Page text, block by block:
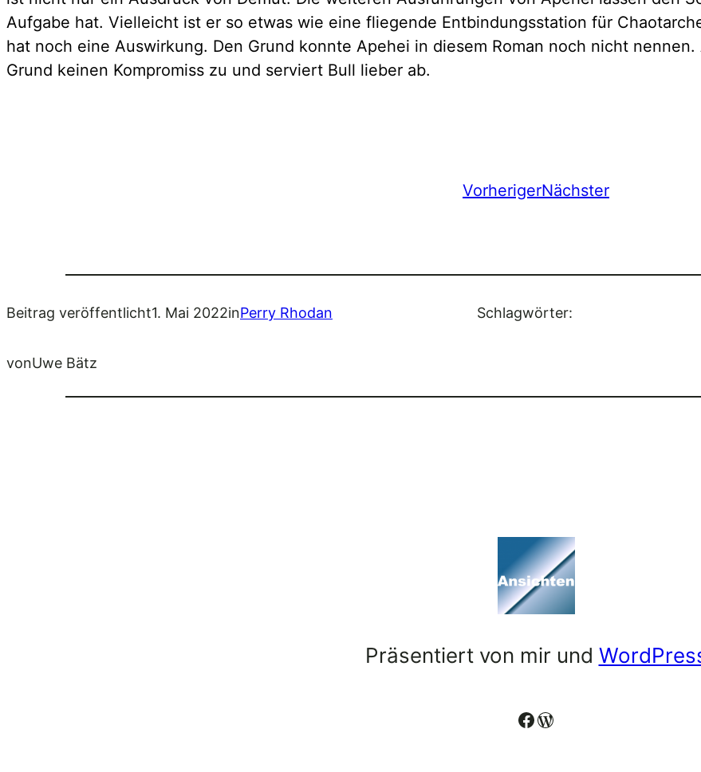
Aufgabe hat. Vielleicht ist er so etwas wie eine fliegende Entbindungsstation für
hat noch eine Auswirkung. Den Grund konnte Apehei in diesem Roman noch nicht nennen.
Grund keinen Kompromiss zu und serviert Bull lieber ab.
VorherigerNächster
Beitrag veröffentlicht1. Mai 2022inPerry Rhodan
vonUwe Bätz
Schlagwörter:
Präsentiert von mir und
Facebook
WordPress